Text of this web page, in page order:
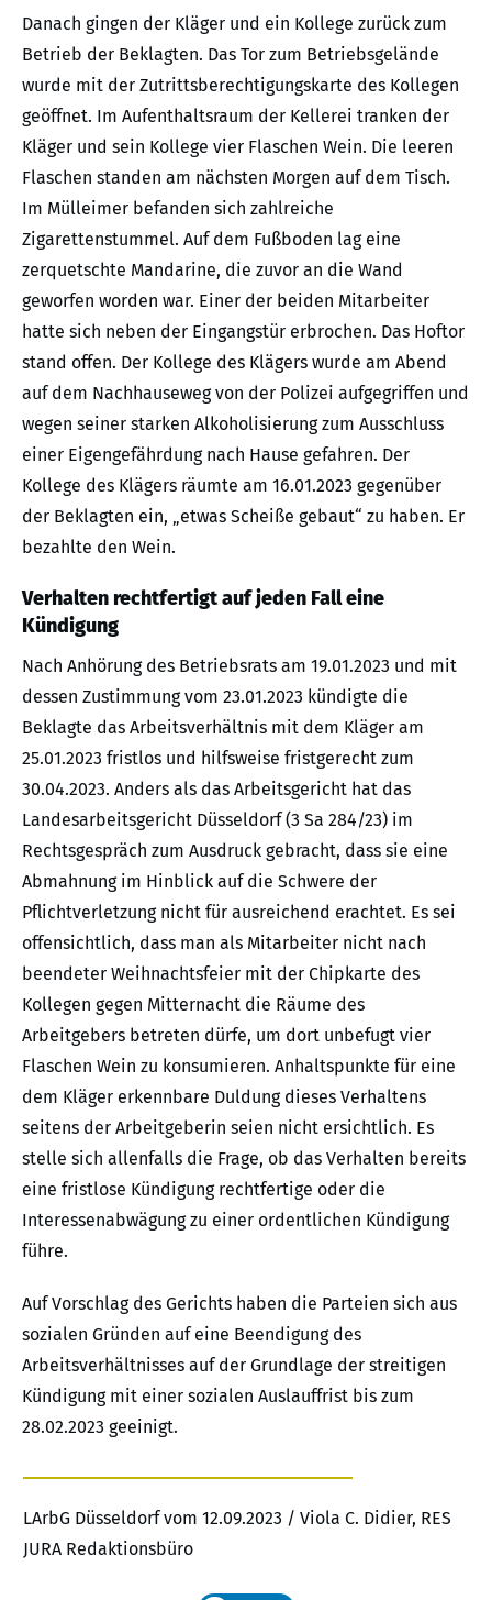
Danach gingen der Kläger und ein Kollege zurück zum
Betrieb der Beklagten. Das Tor zum Betriebsgelände
wurde mit der Zutrittsberechtigungskarte des Kollegen
geöffnet. Im Aufenthaltsraum der Kellerei tranken der
Kläger und sein Kollege vier Flaschen Wein. Die leeren
Flaschen standen am nächsten Morgen auf dem Tisch.
Im Mülleimer befanden sich zahlreiche
Zigarettenstummel. Auf dem Fußboden lag eine
zerquetschte Mandarine, die zuvor an die Wand
geworfen worden war. Einer der beiden Mitarbeiter
hatte sich neben der Eingangstür erbrochen. Das Hoftor
stand offen. Der Kollege des Klägers wurde am Abend
auf dem Nachhauseweg von der Polizei aufgegriffen und
wegen seiner starken Alkoholisierung zum Ausschluss
einer Eigengefährdung nach Hause gefahren. Der
Kollege des Klägers räumte am 16.01.2023 gegenüber
der Beklagten ein, „etwas Scheiße gebaut“ zu haben. Er
bezahlte den Wein.
Verhalten rechtfertigt auf jeden Fall eine
Kündigung
Nach Anhörung des Betriebsrats am 19.01.2023 und mit
dessen Zustimmung vom 23.01.2023 kündigte die
Beklagte das Arbeitsverhältnis mit dem Kläger am
25.01.2023 fristlos und hilfsweise fristgerecht zum
30.04.2023. Anders als das Arbeitsgericht hat das
Landesarbeitsgericht Düsseldorf (3 Sa 284/23) im
Rechtsgespräch zum Ausdruck gebracht, dass sie eine
Abmahnung im Hinblick auf die Schwere der
Pflichtverletzung nicht für ausreichend erachtet. Es sei
offensichtlich, dass man als Mitarbeiter nicht nach
beendeter Weihnachtsfeier mit der Chipkarte des
Kollegen gegen Mitternacht die Räume des
Arbeitgebers betreten dürfe, um dort unbefugt vier
Flaschen Wein zu konsumieren. Anhaltspunkte für eine
dem Kläger erkennbare Duldung dieses Verhaltens
seitens der Arbeitgeberin seien nicht ersichtlich. Es
stelle sich allenfalls die Frage, ob das Verhalten bereits
eine fristlose Kündigung rechtfertige oder die
Interessenabwägung zu einer ordentlichen Kündigung
führe.
Auf Vorschlag des Gerichts haben die Parteien sich aus
sozialen Gründen auf eine Beendigung des
Arbeitsverhältnisses auf der Grundlage der streitigen
Kündigung mit einer sozialen Auslauffrist bis zum
28.02.2023 geeinigt.
LArbG Düsseldorf vom 12.09.2023 / Viola C. Didier, RES
JURA Redaktionsbüro